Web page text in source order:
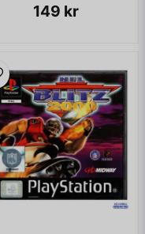
149 kr